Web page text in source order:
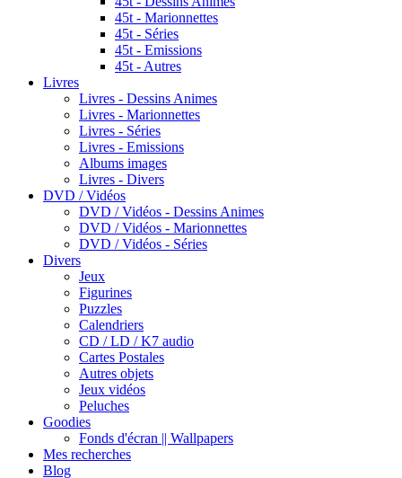
45t - Marionnettes
45t - Séries
45t - Emissions
45t - Autres
Livres
Livres - Dessins Animes
Livres - Marionnettes
Livres - Séries
Livres - Emissions
Albums images
Livres - Divers
DVD / Vidéos
DVD / Vidéos - Dessins Animes
DVD / Vidéos - Marionnettes
DVD / Vidéos - Séries
Divers
Jeux
Figurines
Puzzles
Calendriers
CD / LD / K7 audio
Cartes Postales
Autres objets
Jeux vidéos
Peluches
Goodies
Fonds d'écran || Wallpapers
Mes recherches
Blog